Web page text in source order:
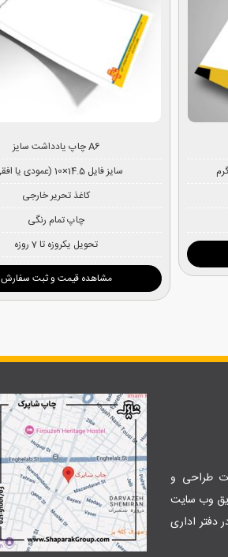
چاپ یادداشت سایز A6
سایز فایل 14.5×10 (عمودی یا افقی)
کاغذ تحریر خارجی
چاپ تمام رنگی
تحویل یکروزه تا 7 روزه
مشاهده قیمت و ثبت سفارش
طراحی و
وب سایت
اداری